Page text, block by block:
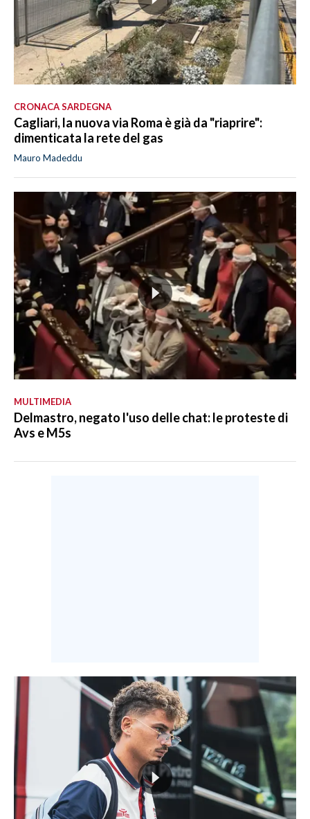
CRONACA SARDEGNA
Cagliari, la nuova via Roma è già da "riaprire":
dimenticata la rete del gas
Mauro Madeddu
MULTIMEDIA
Delmastro, negato l'uso delle chat: le proteste di
Avs e M5s